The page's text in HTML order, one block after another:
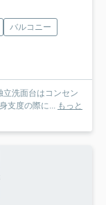
バルコニー
立洗面台はコンセン
支度の際に...
もっと